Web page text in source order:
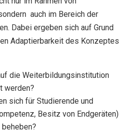
auch im Bereich der
Dabei ergeben sich auf Grund
Adaptierbarkeit des Konzeptes
die Weiterbildungsinstitution
werden?
sich für Studierende und
Besitz von Endgeräten)